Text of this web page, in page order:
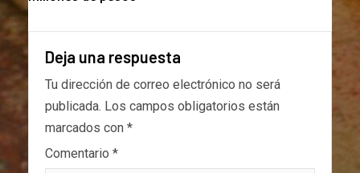
Deja una respuesta
Tu dirección de correo electrónico no será
publicada. Los campos obligatorios están
marcados con *
Comentario *